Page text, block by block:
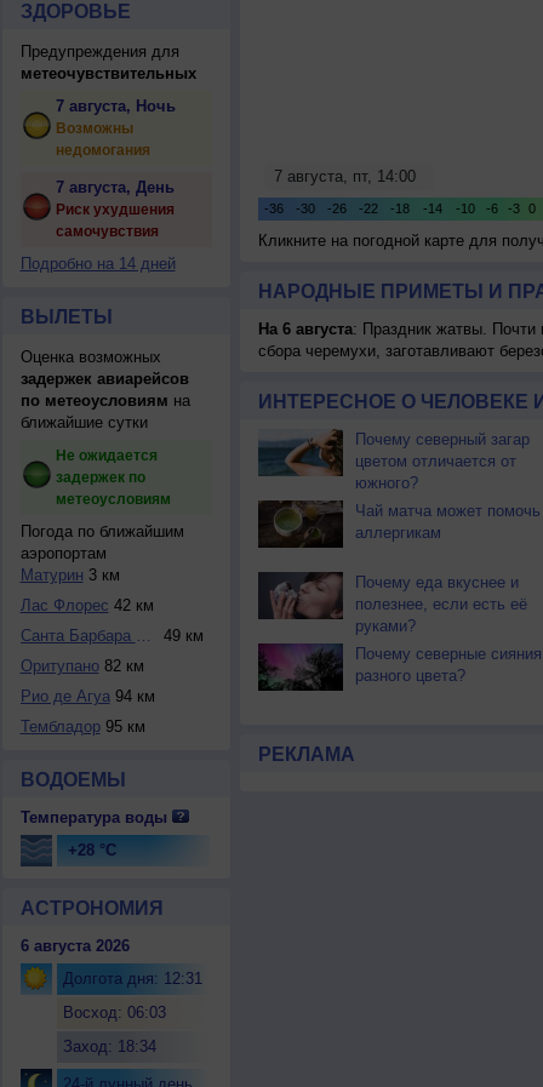
ЗДОРОВЬЕ
Предупреждения для
метеочувствительных
7 августа, Ночь
Возможны
недомогания
7 августа, День
Риск ухудшения
самочувствия
Подробно на 14 дней
ВЫЛЕТЫ
Оценка возможных
задержек авиарейсов
по метеоусловиям на
ближайшие сутки
Не ожидается
задержек по
метеоусловиям
Погода по ближайшим
аэропортам
Матурин 3 км
Лас Флорес 42 км
Санта Барбара де ...
49 км
Оритупано82 км
Рио де Агуа94 км
Тембладор95 км
ВОДОЕМЫ
Температура воды
+28 °C
АСТРОНОМИЯ
6 августа 2026
Долгота дня: 12:31
Восход: 06:03
Заход: 18:34
Кликните на погодной карте для
НАРОДНЫЕ ПРИМЕТЫ И
На 6 августа: Праздник жатвы. Почти
сбора черемухи, заготавливают
ИНТЕРЕСНОЕ О ЧЕЛОВЕКЕ
Почему северный загар
цветом отличается от
южного?
Чай матча может помочь
аллергикам
Почему еда вкуснее и
полезнее, если есть её
руками?
Почему северные сияния
разного цвета?
РЕКЛАМА